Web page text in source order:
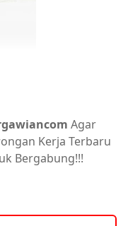
Agar
Kerja Terbaru
Bergabung!!!